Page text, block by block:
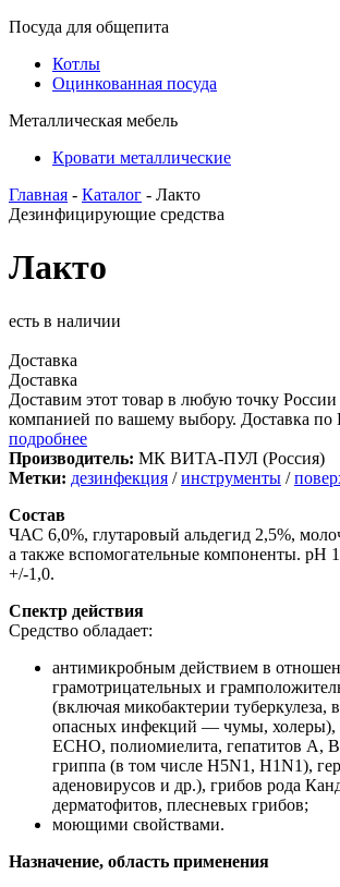
Посуда для общепита
Котлы
Оцинкованная посуда
Металлическая мебель
Кровати металлические
Главная - Каталог - Лакто
Дезинфицирующие средства
Лакто
есть в наличии
Доставка
Доставка
Доставим этот товар в любую точку
компанией по вашему выбору. Доставка по
подробнее
Производитель: МК ВИТА-ПУЛ (Россия)
Метки: дезинфекция /инструменты /
Состав
ЧАС 6,0%, глутаровый альдегид 2,5%,
а также вспомогательные компоненты. рН
+/-1,0.
Спектр действия
Средство обладает:
антимикробным действием в
грамотрицательных и
(включая микобактерии туберкулеза,
опасных инфекций — чумы, холеры),
ЕСНО, полиомиелита, гепатитов А,
гриппа (в том числе H5N1, H1N1),
аденовирусов и др.), грибов рода
дерматофитов, плесневых грибов;
моющими свойствами.
Назначение, область применения